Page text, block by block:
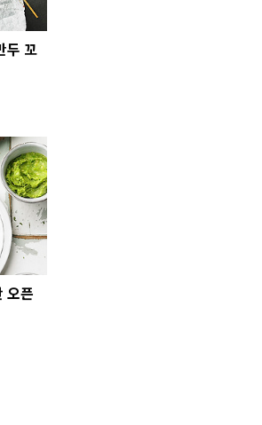
두 꼬
오픈